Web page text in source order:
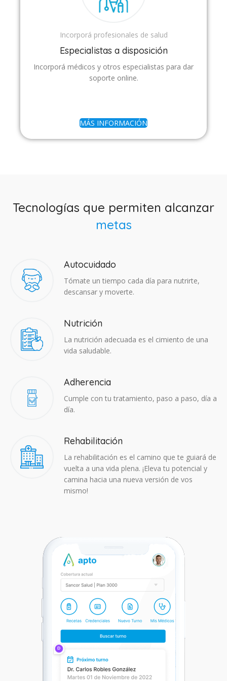
Incorporá profesionales de salud
Especialistas a disposición
Incorporá médicos y otros especialistas para dar
soporte online.
MÁS INFORMACIÓN
Tecnologías que permiten alcanzar
metas
Autocuidado
Tómate un tiempo cada día para nutrirte,
descansar y moverte.
Nutrición
La nutrición adecuada es el cimiento de una
vida saludable.
Adherencia​
Cumple con tu tratamiento, paso a paso, día a
día.
Rehabilitación
La rehabilitación es el camino que te guiará de
vuelta a una vida plena. ¡Eleva tu potencial y
camina hacia una nueva versión de vos
mismo!